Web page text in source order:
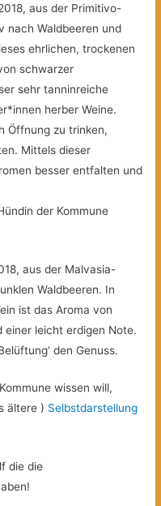
aus der Primitivo-
nach Waldbeeren und
ehrlichen, trockenen
schwarzer
sehr tanninreiche
herber Weine.
Öffnung zu trinken,
Mittels dieser
besser entfalten und
der Kommune
aus der Malvasia-
Waldbeeren. In
ist das Aroma von
einer leicht erdigen Note.
den Genuss.
wissen will,
ältere ) Selbstdarstellung
die die